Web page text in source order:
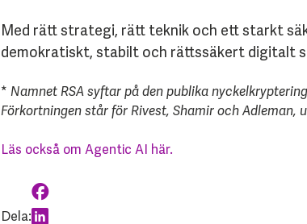
Med rätt strategi, rätt teknik och ett starkt
demokratiskt, stabilt och rättssäkert digitalt
* Namnet RSA syftar på den publika
Förkortningen står för Rivest, Shamir och Adleman,
Läs också om Agentic AI här.
Dela: